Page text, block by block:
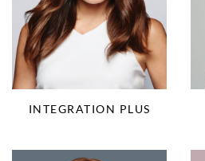
INTEGRATION PLUS